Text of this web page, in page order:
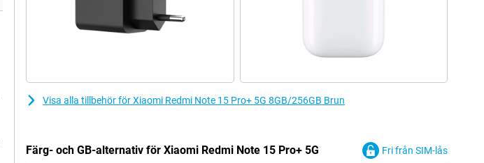
Visa alla tillbehör för Xiaomi Redmi Note 15 Pro+ 5G 8GB/256GB Brun
Färg- och GB-alternativ för Xiaomi Redmi Note 15 Pro+ 5G Fri från SIM-lås